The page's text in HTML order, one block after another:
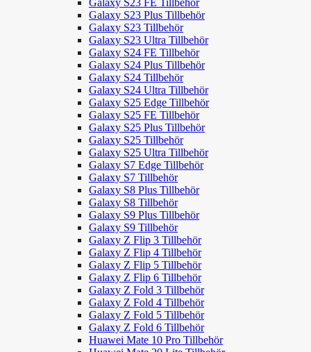
Galaxy S23 FE Tillbehör
Galaxy S23 Plus Tillbehör
Galaxy S23 Tillbehör
Galaxy S23 Ultra Tillbehör
Galaxy S24 FE Tillbehör
Galaxy S24 Plus Tillbehör
Galaxy S24 Tillbehör
Galaxy S24 Ultra Tillbehör
Galaxy S25 Edge Tillbehör
Galaxy S25 FE Tillbehör
Galaxy S25 Plus Tillbehör
Galaxy S25 Tillbehör
Galaxy S25 Ultra Tillbehör
Galaxy S7 Edge Tillbehör
Galaxy S7 Tillbehör
Galaxy S8 Plus Tillbehör
Galaxy S8 Tillbehör
Galaxy S9 Plus Tillbehör
Galaxy S9 Tillbehör
Galaxy Z Flip 3 Tillbehör
Galaxy Z Flip 4 Tillbehör
Galaxy Z Flip 5 Tillbehör
Galaxy Z Flip 6 Tillbehör
Galaxy Z Fold 3 Tillbehör
Galaxy Z Fold 4 Tillbehör
Galaxy Z Fold 5 Tillbehör
Galaxy Z Fold 6 Tillbehör
Huawei Mate 10 Pro Tillbehör